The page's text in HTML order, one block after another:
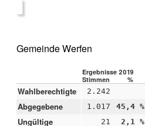
Gemeinde Werfen
Ergebnisse 2019
Stimmen
%
Wahlberechtigte 2.242
Abgegebene 1.017 45,4 %
Ungültige 21 2,1 %